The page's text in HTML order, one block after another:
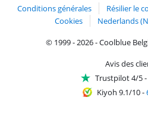
Conditions générales Résilier le
Cookies
Nederlands
© 1999 - 2026 - Coolblue
Avis des
Trustpilot 4/5-
Kiyoh 9.1/10-